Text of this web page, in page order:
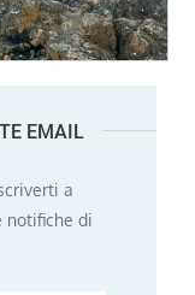
EMAIL
a
notifiche di